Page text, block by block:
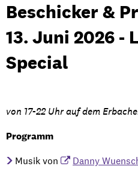
Beschicker &
13. Juni 2026 -
Special
von 17-22 Uhr auf dem
Programm
Musik von Danny